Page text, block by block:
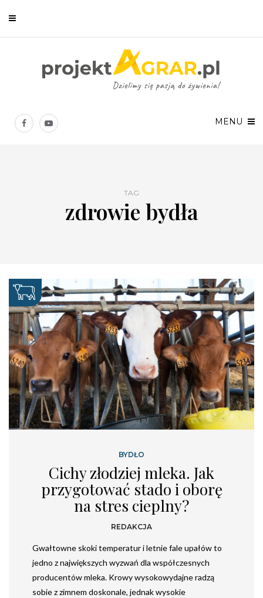
MENU
TAG
zdrowie bydła
BYDŁO
Cichy złodziej mleka. Jak
przygotować stado i oborę
na stres cieplny?
REDAKCJA
Gwałtowne skoki temperatur i letnie fale upałów to
jedno z największych wyzwań dla współczesnych
producentów mleka. Krowy wysokowydajne radzą
sobie z zimnem doskonale, jednak wysokie
Chcesz być na bieżąco? Zostaw swój e-mail, a raz w tygodniu
prześlemy Ci nasze najlepsze artykuły!
Twoje dane osobowe będą przetwarzane zgodnie z Polityką prywatności